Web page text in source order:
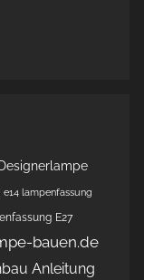
Designerlampe
e14 lampenfassung
E27
bauen.de
Anleitung